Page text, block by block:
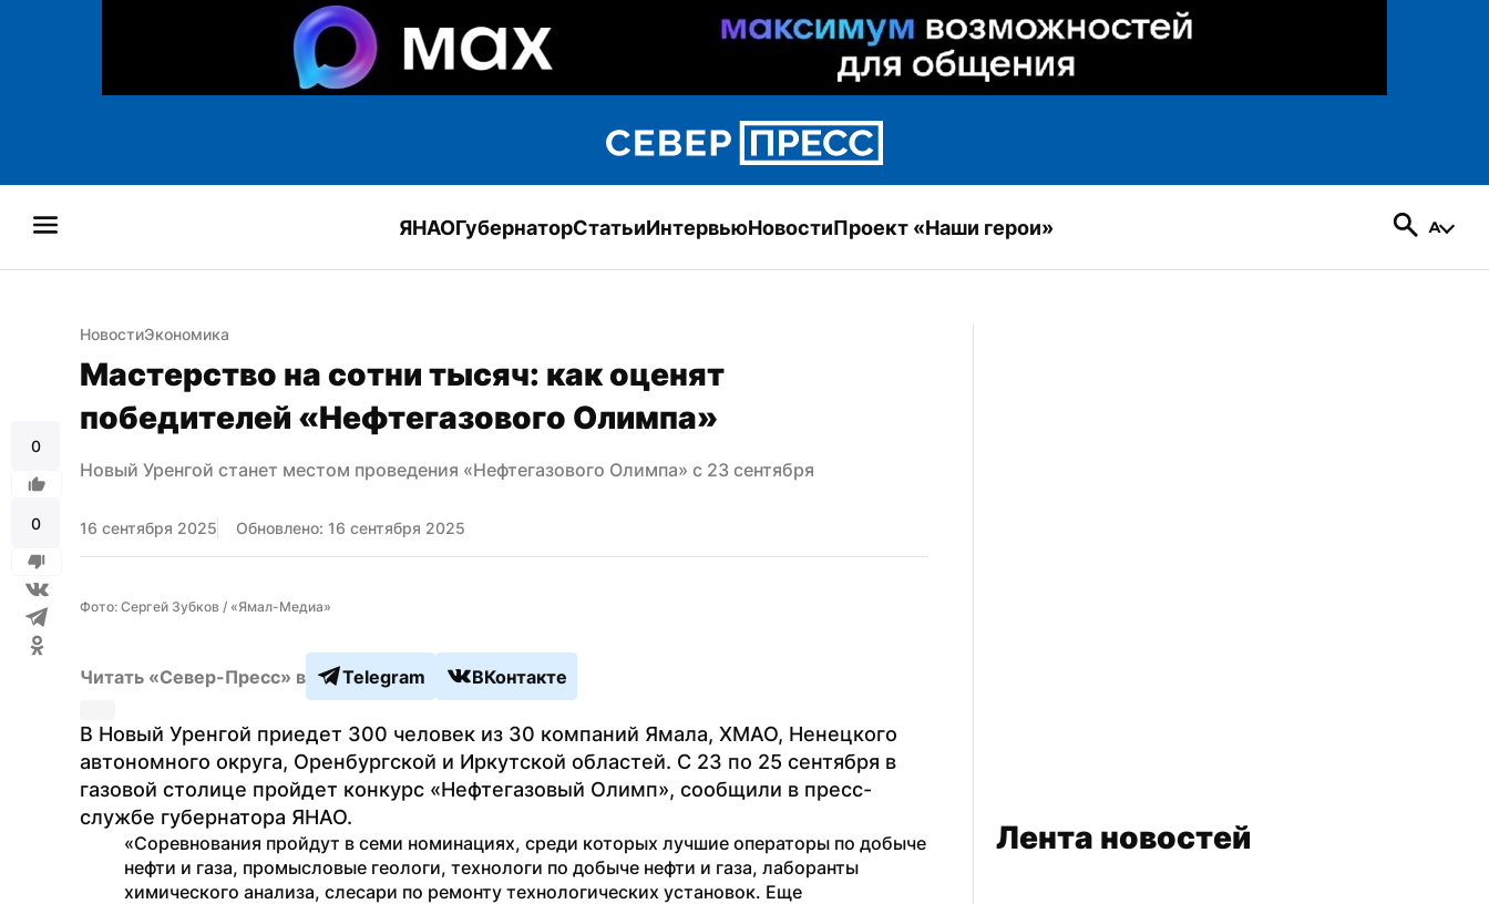
ЯНАОГубернаторСтатьиИнтервьюНовостиПроект «Наши герои»
0
0
НовостиЭкономика
Мастерство на сотни тысяч: как оценят
победителей «Нефтегазового Олимпа»
Новый Уренгой станет местом проведения «Нефтегазового Олимпа» с 23 сентября
16 сентября 2025 Обновлено: 16 сентября 2025
Фото: Сергей Зубков / «Ямал-Медиа»
Читать «Север-Пресс» в Telegram ВКонтакте
В Новый Уренгой приедет 300 человек из 30 компаний Ямала, ХМАО, Ненецкого
автономного округа, Оренбургской и Иркутской областей. С 23 по 25 сентября в
газовой столице пройдет конкурс «Нефтегазовый Олимп», сообщили в пресс-
службе губернатора ЯНАО.
«Соревнования пройдут в семи номинациях, среди которых лучшие операторы по добыче
нефти и газа, промысловые геологи, технологи по добыче нефти и газа, лаборанты
химического анализа, слесари по ремонту технологических установок. Еще
Лента новостей